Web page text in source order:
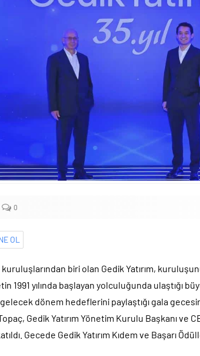
0
OL
kuruluşlarından biri olan Gedik Yatırım,
1991 yılında başlayan yolculuğunda ulaştığı
dönem hedeflerini paylaştığı gala
Gedik Yatırım Yönetim Kurulu Başkanı ve
Gecede Gedik Yatırım Kıdem ve Başarı